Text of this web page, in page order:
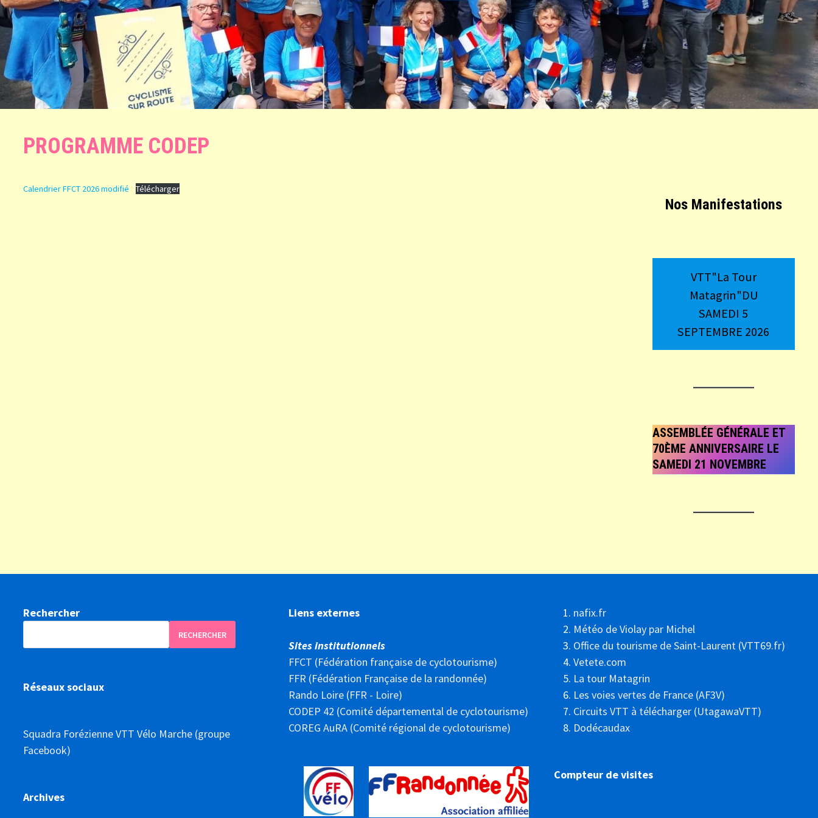
PROGRAMME CODEP
Calendrier FFCT 2026 modifié Télécharger
Nos Manifestations
VTT"La Tour
Matagrin"DU
SAMEDI 5
SEPTEMBRE 2026
ASSEMBLÉE GÉNÉRALE ET
70ÈME ANNIVERSAIRE LE
SAMEDI 21 NOVEMBRE
Rechercher
RECHERCHER
Réseaux sociaux
Squadra Forézienne VTT Vélo Marche (groupe
Facebook)
Archives
Liens externes
Sites institutionnels
FFCT (Fédération française de cyclotourisme)
FFR (Fédération Française de la randonnée)
Rando Loire (FFR - Loire)
CODEP 42 (Comité départemental de cyclotourisme)
COREG AuRA (Comité régional de cyclotourisme)
nafix.fr
Météo de Violay par Michel
Office du tourisme de Saint-Laurent (VTT69.fr)
Vetete.com
La tour Matagrin
Les voies vertes de France (AF3V)
Circuits VTT à télécharger (UtagawaVTT)
Dodécaudax
Compteur de visites